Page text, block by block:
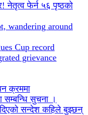
नेतृत्व फेर्न ५६ पृष्ठको
wandering around
Cup record
grievance
क्रममा
सम्बन्धि सुचना ।
सन्देश कहिले बुझ्छन्